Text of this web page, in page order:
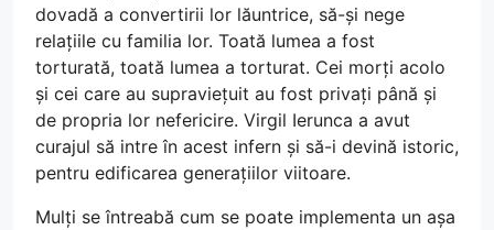
dovadă a convertirii lor lăuntrice, să-și nege
relațiile cu familia lor. Toată lumea a fost
torturată, toată lumea a torturat. Cei morți acolo
și cei care au supraviețuit au fost privați până și
de propria lor nefericire. Virgil Ierunca a avut
curajul să intre în acest infern și să-i devină istoric,
pentru edificarea generațiilor viitoare.
Mulți se întreabă cum se poate implementa un așa